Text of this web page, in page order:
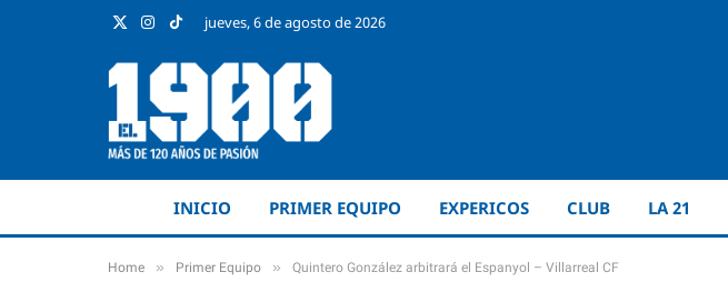
X
Instagram
TikTokjueves, 6 de agosto de 2026
INICIO PRIMER EQUIPO EXPERICOS CLUB LA 21
Home » Primer Equipo » Quintero González arbitrará el Espanyol – Villarreal CF